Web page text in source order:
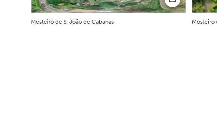
Mosteiro de S. João de Cabanas Mosteiro